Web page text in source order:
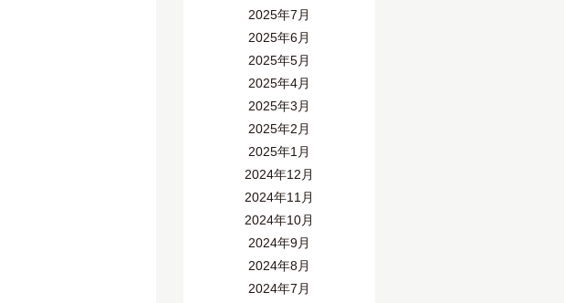
2025年7月
2025年6月
2025年5月
2025年4月
2025年3月
2025年2月
2025年1月
2024年12月
2024年11月
2024年10月
2024年9月
2024年8月
2024年7月